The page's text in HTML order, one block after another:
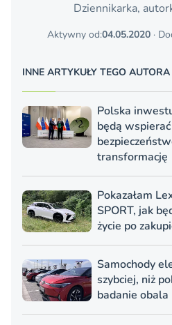
Dziennikarka,
Aktywny od:04.05.2020 ·
INNE ARTYKUŁY TEGO AUTORA
Polska
będą
transformację
Pokazałam
SPORT, jak
życie po
Samochody
szybciej, niż
badanie